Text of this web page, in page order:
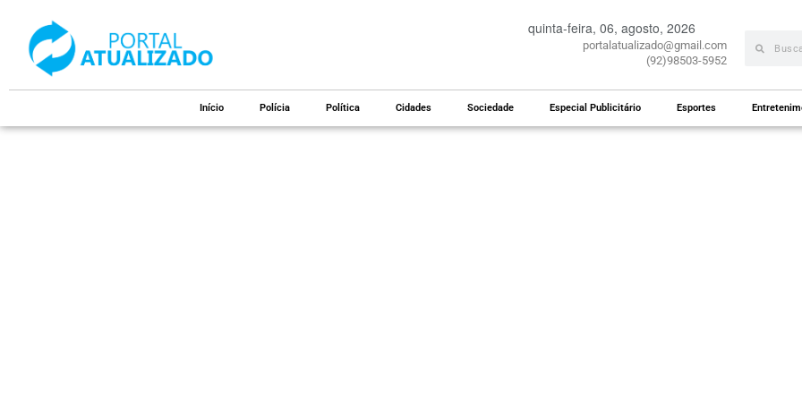
quinta-feira, 06, agosto, 2026
portalatualizado@gmail.com
(92)98503-5952
Início Polícia Política Cidades Sociedade Especial Publicitário Esportes